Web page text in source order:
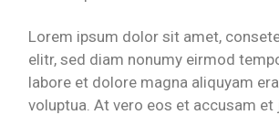
Lorem ipsum dolor sit amet,
elitr, sed diam nonumy eirmod
labore et dolore magna aliquyam
voluptua. At vero eos et accusam